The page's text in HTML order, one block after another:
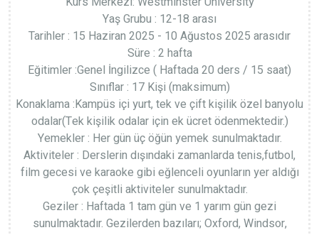
Yaş Grubu : 12-18 arası
Tarihler : 15 Haziran 2025 - 10 Ağustos 2025 arasıdır
Süre : 2 hafta
Eğitimler :Genel İngilizce ( Haftada 20 ders / 15 saat)
Sınıflar : 17 Kişi (maksimum)
Konaklama :Kampüs içi yurt, tek ve çift kişilik özel banyolu
odalar(Tek kişilik odalar için ek ücret ödenmektedir.)
Yemekler : Her gün üç öğün yemek sunulmaktadır.
Aktiviteler : Derslerin dışındaki zamanlarda tenis,futbol,
film gecesi ve karaoke gibi eğlenceli oyunların yer aldığı
çok çeşitli aktiviteler sunulmaktadır.
Geziler : Haftada 1 tam gün ve 1 yarım gün gezi
sunulmaktadır. Gezilerden bazıları; Oxford, Windsor,